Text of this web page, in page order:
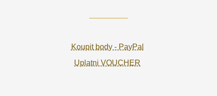
Koupit body - PayPal
Uplatni VOUCHER